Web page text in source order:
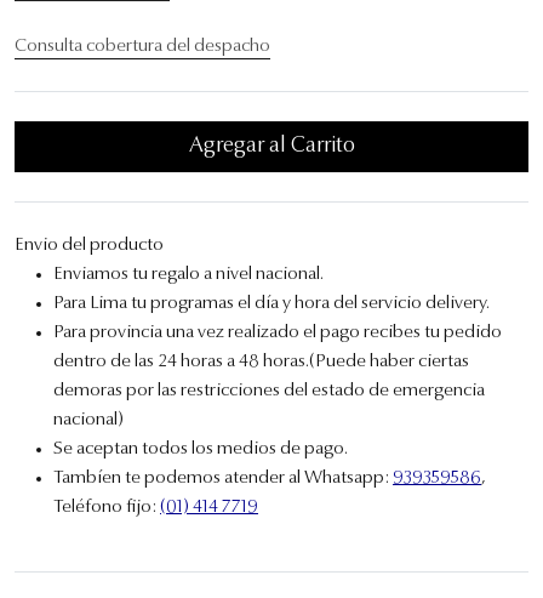
Consulta cobertura del despacho
Agregar al Carrito
Envio del producto
Enviamos tu regalo a nivel nacional.
Para Lima tu programas el día y hora del servicio delivery.
Para provincia una vez realizado el pago recibes tu pedido
dentro de las 24 horas a 48 horas.(Puede haber ciertas
demoras por las restricciones del estado de emergencia
nacional)
Se aceptan todos los medios de pago.
Tambíen te podemos atender al Whatsapp: 939359586,
Teléfono fijo: (01) 414 7719